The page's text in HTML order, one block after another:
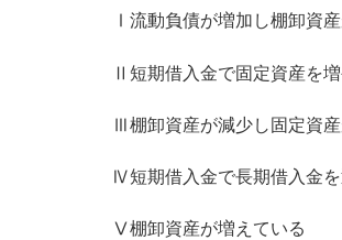
Ⅰ流動負債が増加し棚卸資
Ⅱ短期借入金で固定資産を
Ⅲ棚卸資産が減少し固定資
Ⅳ短期借入金で長期借入金
Ⅴ棚卸資産が増えている